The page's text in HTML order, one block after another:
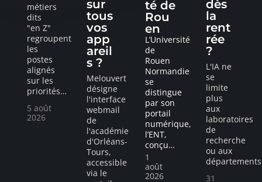
métiers
dits
"en Z"
regroupent
les
postes
alignés
sur les
priorités…
5 août
2026
sur
tous
vos
app
areil
s ?
Melouvert
désigne
l'interface
webmail
de
l'académie
d'Orléans-
Tours,
accessible
via le
té de
Rou
en
L’Université
de
Rouen
Normandie
se
distingue
par son
portail
numérique,
l’ENT,
conçu…
1
août
2026
dès
la
rent
rée
?
L'IA ne
se
limite
plus
aux
laboratoires
de
recherche
ou aux
départements
31